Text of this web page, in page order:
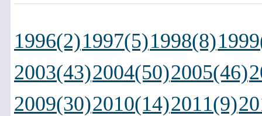
1996(2)1997(5)1998(8)
2003(43)2004(50)2005(46)
2009(30)2010(14)2011(9)